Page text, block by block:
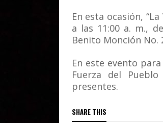
En esta ocasión,
a las 11:00 a. m.,
Benito Monción No.
En este evento
Fuerza del
presentes.
SHARE THIS